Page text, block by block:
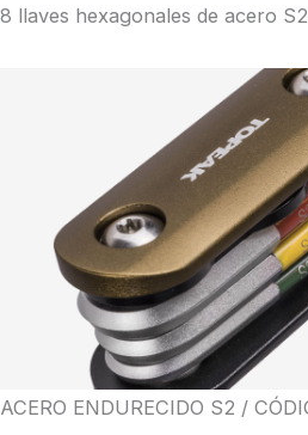
8 llaves hexagonales de acero
ACERO ENDURECIDO S2 /